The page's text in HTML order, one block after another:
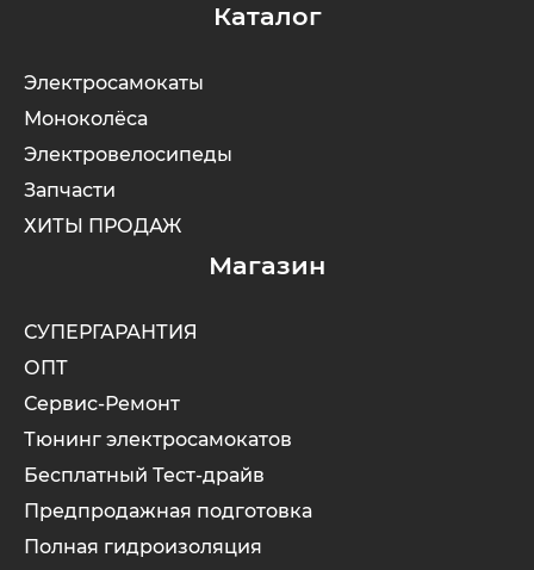
Каталог
Электросамокаты
Моноколёса
Электровелосипеды
Запчасти
ХИТЫ ПРОДАЖ
Магазин
СУПЕРГАРАНТИЯ
ОПТ
Сервис-Ремонт
Тюнинг электросамокатов
Бесплатный Тест-драйв
Предпродажная подготовка
Полная гидроизоляция